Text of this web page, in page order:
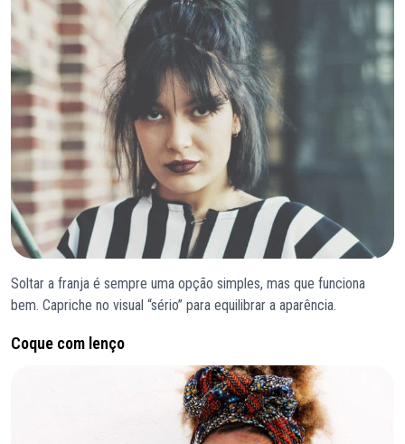
Soltar a franja é sempre uma opção simples, mas que funciona
bem. Capriche no visual “sério” para equilibrar a aparência.
Coque com lenço